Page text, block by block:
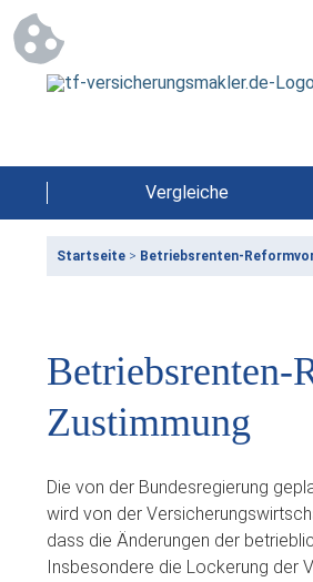
Vergleiche
Startseite > Betriebsrenten-
Betriebsrenten-
Zustimmung
Die von der Bundesregierung
wird von der
dass die Änderungen der
Insbesondere die Lockerung der